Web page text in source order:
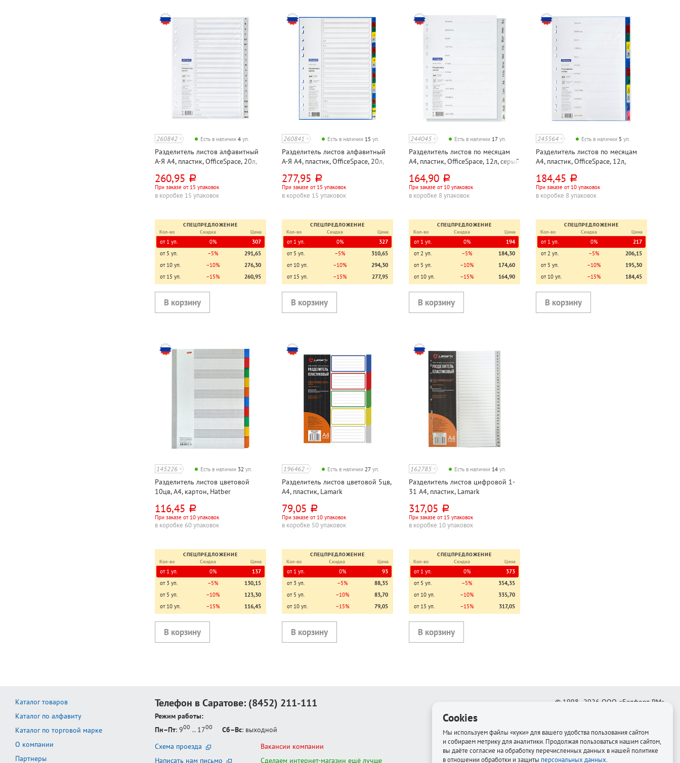
260842 Есть в наличии4 уп.
Разделитель листов алфавитный
А-Я А4, пластик, OfficeSpace, 20л,
260,95 руб.
При заказе от 15 упаковок
в коробке 15 упаковок
СПЕЦПРЕДЛОЖЕНИЕ
Кол-во
Скидка Цена
от 1 уп. 0%
307
от 5 уп.
−5%
291,65
от 10 уп.
−10%
276,30
от 15 уп.
−15% 260,95
260841 Есть в наличии 15 уп.
Разделитель листов алфавитный
А-Я А4, пластик, OfficeSpace, 20л,
277,95 руб.
При заказе от 15 упаковок
в коробке 15 упаковок
СПЕЦПРЕДЛОЖЕНИЕ
Кол-во
Скидка Цена
от 1 уп. 0%
327
от 5 уп.
−5%
310,65
от 10 уп.
−10%
294,30
от 15 уп.
−15% 277,95
244045 Есть в наличии 17 уп.
Разделитель листов по месяцам
А4, пластик, OfficeSpace, 12л, серый
164,90 руб.
При заказе от 10 упаковок
в коробке 8 упаковок
СПЕЦПРЕДЛОЖЕНИЕ
Кол-во
Скидка Цена
от 1 уп. 0%
194
от 2 уп.
−5%
184,30
от 5 уп.
−10%
174,60
от 10 уп.
−15% 164,90
245564 Есть в наличии 5 уп.
Разделитель листов по месяцам
А4, пластик, OfficeSpace, 12л,
184,45 руб.
При заказе от 10 упаковок
в коробке 8 упаковок
СПЕЦПРЕДЛОЖЕНИЕ
Кол-во
Скидка Цена
от 1 уп. 0%
217
от 2 уп.
−5%
206,15
от 5 уп.
−10%
195,30
от 10 уп.
−15% 184,45
145226 Есть в наличии 32 уп.
Разделитель листов цветовой
10цв, А4, картон, Hatber
116,45 руб.
При заказе от 10 упаковок
в коробке 60 упаковок
СПЕЦПРЕДЛОЖЕНИЕ
Кол-во
Скидка Цена
от 1 уп. 0%
137
от 3 уп.
−5%
130,15
от 5 уп.
−10%
123,30
от 10 уп.
−15% 116,45
196462 Есть в наличии 27 уп.
Разделитель листов цветовой 5цв,
А4, пластик, Lamark
79,05 руб.
При заказе от 10 упаковок
в коробке 50 упаковок
СПЕЦПРЕДЛОЖЕНИЕ
Кол-во
Скидка Цена
от 1 уп. 0%
93
от 3 уп.
−5%
88,35
от 5 уп.
−10%
83,70
от 10 уп.
−15% 79,05
162785 Есть в наличии 14 уп.
Разделитель листов цифровой 1-
31 А4, пластик, Lamark
317,05 руб.
При заказе от 15 упаковок
в коробке 10 упаковок
СПЕЦПРЕДЛОЖЕНИЕ
Кол-во
Скидка Цена
от 1 уп. 0%
373
от 5 уп.
−5%
354,35
от 10 уп.
−10%
335,70
от 15 уп.
−15% 317,05
Каталог товаров
Каталог по алфавиту
Каталог по торговой марке
О компании
Партнеры
Телефон в Саратове: (8452) 211-111
Режим работы:
Пн–Пт: 900 .. 1700 Сб–Вс: выходной
Схема проезда
Написать нам письмо
Вакансии компании
Сделаем интернет-магазин ещё лучше
© 1998–2026 ООО «Белфорт-РМ»
Cookies
Мы используем файлы «куки» для вашего удобства пользования сайтом
и собираем метрику для аналитики. Продолжая пользоваться нашим сайтом,
вы даёте согласие на обработку перечисленных данных в нашей политике
в отношении обработки и защиты персональных данных